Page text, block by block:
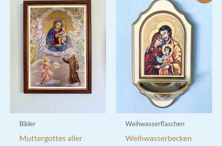
Optionen
können
auf
der
Produktseite
gewählt
werden
Bilder
Muttergottes aller
Weihwasserflaschen
Weihwasserbecken